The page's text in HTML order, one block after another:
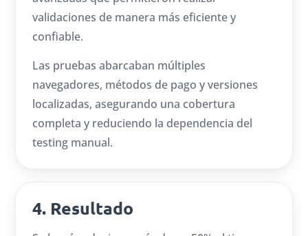
validaciones de manera más eficiente y
confiable.
Las pruebas abarcaban múltiples
navegadores, métodos de pago y versiones
localizadas, asegurando una cobertura
completa y reduciendo la dependencia del
testing manual.
4. Resultado